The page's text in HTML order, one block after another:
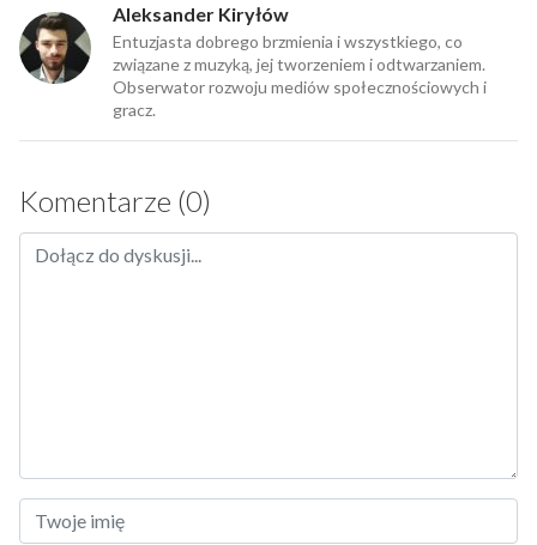
Aleksander Kiryłów
Entuzjasta dobrego brzmienia i wszystkiego, co
związane z muzyką, jej tworzeniem i odtwarzaniem.
Obserwator rozwoju mediów społecznościowych i
gracz.
Komentarze (0)